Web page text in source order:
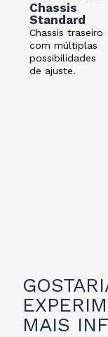
Chassis
Standard
Chassis traseiro
com múltiplas
possibilidades
de ajuste.
MAIS